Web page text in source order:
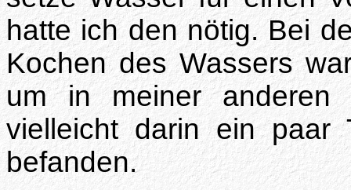
hatte ich den nötig. Bei
Kochen des Wassers
um in meiner anderen
vielleicht darin ein paar
befanden.